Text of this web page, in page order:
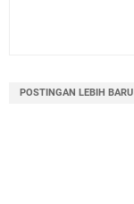
POSTINGAN LEBIH BARU